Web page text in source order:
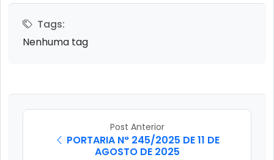
Tags:
Nenhuma tag
Post Anterior
PORTARIA N° 245/2025 DE 11 DE
AGOSTO DE 2025